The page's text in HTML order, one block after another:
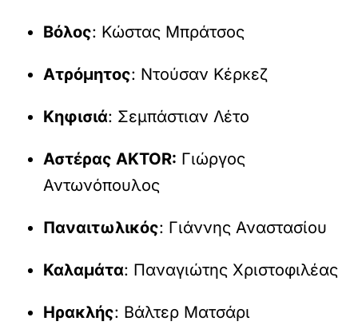
Βόλος: Κώστας Μπράτσος
Ατρόμητος: Ντούσαν Κέρκεζ
Kηφισιά: Σεμπάστιαν Λέτο
Αστέρας AKTOR: Γιώργος
Αντωνόπουλος
Παναιτωλικός: Γιάννης Αναστασίου
Καλαμάτα: Παναγιώτης Χριστοφιλέας
Ηρακλής: Βάλτερ Ματσάρι